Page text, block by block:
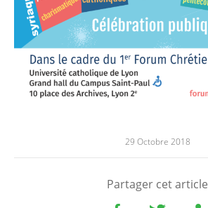
29 Octobre 2018
Partager cet article